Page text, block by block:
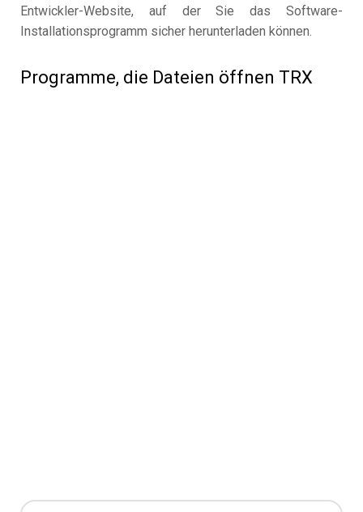
Entwickler-Website, auf der Sie das Software-
Installationsprogramm sicher herunterladen können.
Programme, die Dateien öffnen TRX